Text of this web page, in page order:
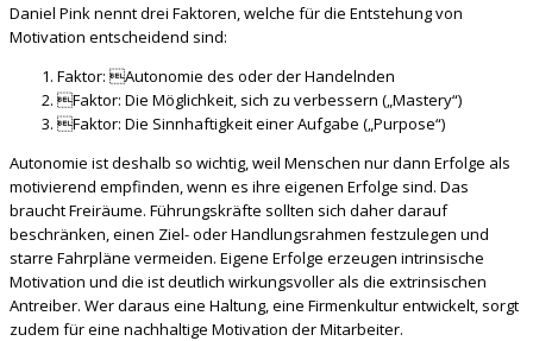
Daniel Pink nennt drei Faktoren, welche für die Entstehung von
Motivation entscheidend sind:
Faktor: Autonomie des oder der Handelnden
Faktor: Die Möglichkeit, sich zu verbessern („Mastery“)
Faktor: Die Sinnhaftigkeit einer Aufgabe („Purpose“)
Autonomie ist deshalb so wichtig, weil Menschen nur dann Erfolge als
motivierend empfinden, wenn es ihre eigenen Erfolge sind. Das
braucht Freiräume. Führungskräfte sollten sich daher darauf
beschränken, einen Ziel- oder Handlungsrahmen festzulegen und
starre Fahrpläne vermeiden. Eigene Erfolge erzeugen intrinsische
Motivation und die ist deutlich wirkungsvoller als die extrinsischen
Antreiber. Wer daraus eine Haltung, eine Firmenkultur entwickelt, sorgt
zudem für eine nachhaltige Motivation der Mitarbeiter.